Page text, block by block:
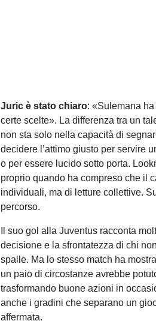
Juric è stato chiaro: «Sulemana
certe scelte». La differenza tra un
non sta solo nella capacità di
decidere l’attimo giusto per servire
o per essere lucido sotto porta.
proprio quando ha compreso che il
individuali, ma di letture collettive.
percorso.
Il suo gol alla Juventus racconta
decisione e la sfrontatezza di chi
spalle. Ma lo stesso match ha
un paio di circostanze avrebbe
trasformando buone azioni in
anche i gradini che separano un
affermata.